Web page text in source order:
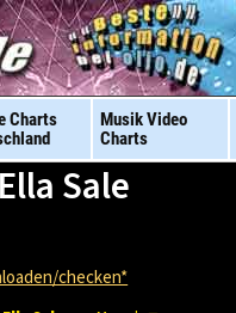
Charts
Musik Video
Charts
Sale
checken*